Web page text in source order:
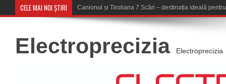
CELE MAI NOI ȘTIRI Concert în aer liber la Komeea Ca
Electroprecizia Electroprecizia